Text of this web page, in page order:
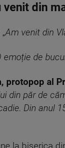
venit din
„Am venit din
emoție de
protopop al
din păr de
Din anul